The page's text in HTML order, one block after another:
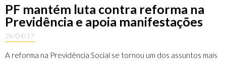
PF mantém luta contra reforma na
Previdência e apoia manifestações
26/04/17
A reforma na Previdência Social se tornou um dos assuntos mais